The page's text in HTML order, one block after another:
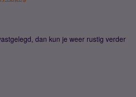
dan kun je weer rustig verder